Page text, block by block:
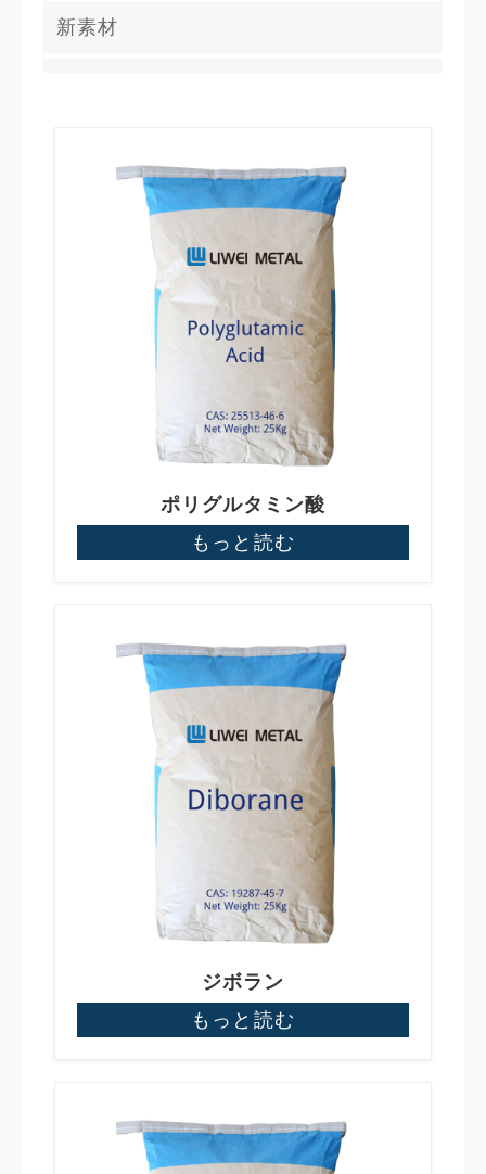
酢酸銅
酢酸ニッケル
塩化スズ
新素材
ポリグルタミン酸
もっと読む
ジボラン
もっと読む